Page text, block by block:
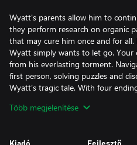
Wyatt's parents allow him to
they perform research on organic
that may cure him once and for
Wyatt simply wants to let go.
from his everlasting torment.
first person, solving puzzles and
Wyatt’s tragic tale. With four
Több megjelenítése